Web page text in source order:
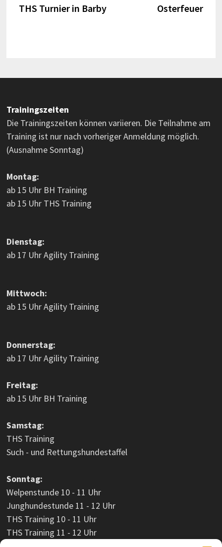
Beitrag:
THS Turnier in Barby Osterfeuer
Trainingszeiten
Die Trainingszeiten können variieren. Die Teilnahme am
Training ist nur nach vorheriger Anmeldung möglich.
(Ausnahme Sonntag)
Montag:
ab 15 Uhr BH Training
ab 15 Uhr THS Training
Dienstag:
ab 17 Uhr Agility Training
Mittwoch:
ab 15 Uhr Agility Training
Donnerstag:
ab 17 Uhr Agility Training
Freitag:
ab 15 Uhr BH Training
Samstag:
THS Training
Such - und Rettungshundestaffel
Sonntag:
Welpenstunde 10 - 11 Uhr
Junghundestunde 11 - 12 Uhr
THS Training 10 - 11 Uhr
THS Training 11 - 12 Uhr